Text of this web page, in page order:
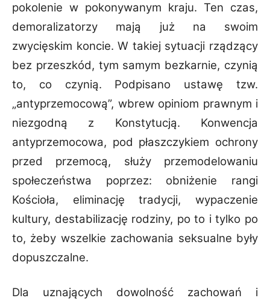
pokolenie w pokonywanym kraju. Ten czas,
demoralizatorzy mają już na swoim
zwycięskim koncie. W takiej sytuacji rządzący
bez przeszkód, tym samym bezkarnie, czynią
to, co czynią. Podpisano ustawę tzw.
„antyprzemocową”, wbrew opiniom prawnym i
niezgodną z Konstytucją. Konwencja
antyprzemocowa, pod płaszczykiem ochrony
przed przemocą, służy przemodelowaniu
społeczeństwa poprzez: obniżenie rangi
Kościoła, eliminację tradycji, wypaczenie
kultury, destabilizację rodziny, po to i tylko po
to, żeby wszelkie zachowania seksualne były
dopuszczalne.
Dla uznających dowolność zachowań i